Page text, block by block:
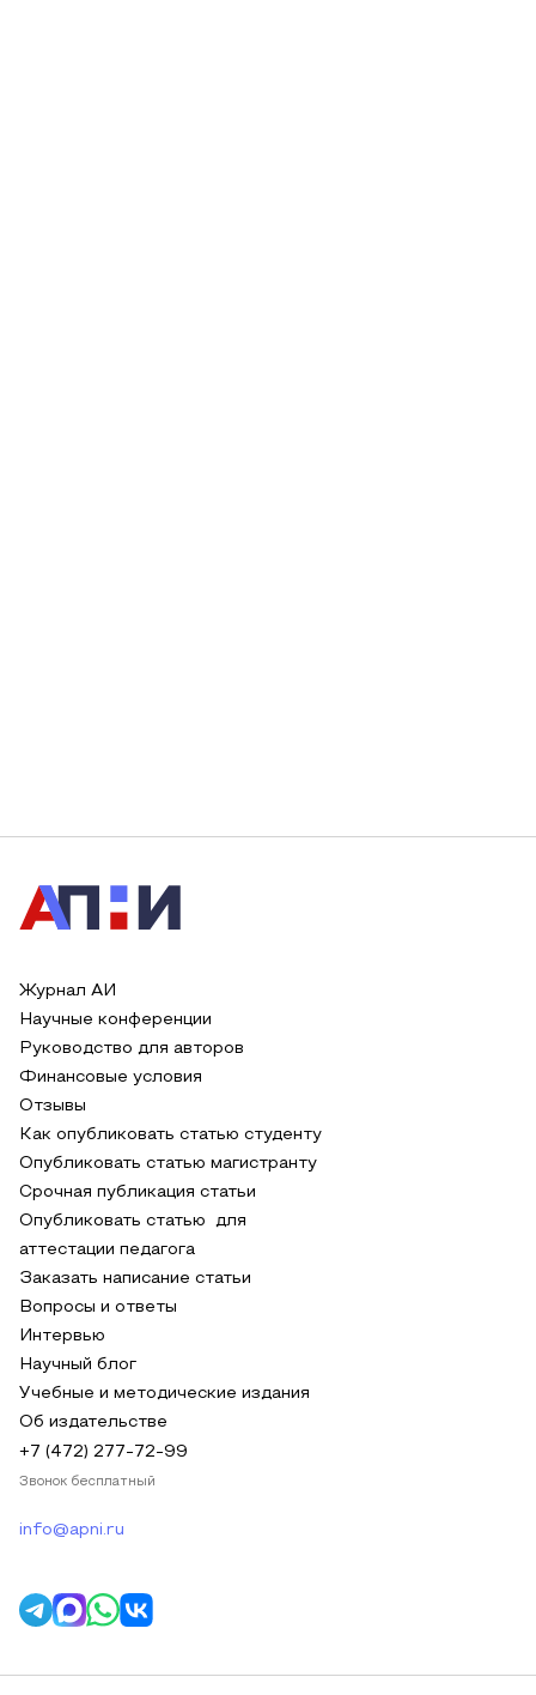
Журнал АИ
Научные конференции
Руководство для авторов
Финансовые условия
Отзывы
Как опубликовать статью студенту
Опубликовать статью магистранту
Срочная публикация статьи
Опубликовать статью для
аттестации педагога
Заказать написание статьи
Вопросы и ответы
Интервью
Научный блог
Учебные и методические издания
Об издательстве
+7 (472) 277-72-99
Звонок бесплатный
info@apni.ru